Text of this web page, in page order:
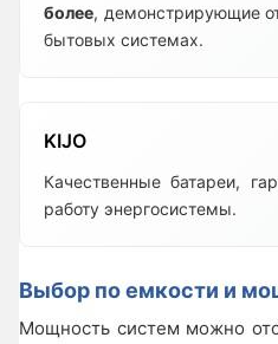
более, демонстрирующие
бытовых системах.
KIJO
Качественные батареи,
работу энергосистемы.
Выбор по емкости и
Мощность систем можно